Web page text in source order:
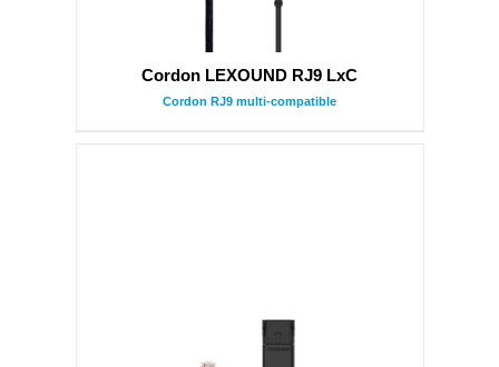
Cordon LEXOUND RJ9 LxC
Cordon RJ9 multi-compatible